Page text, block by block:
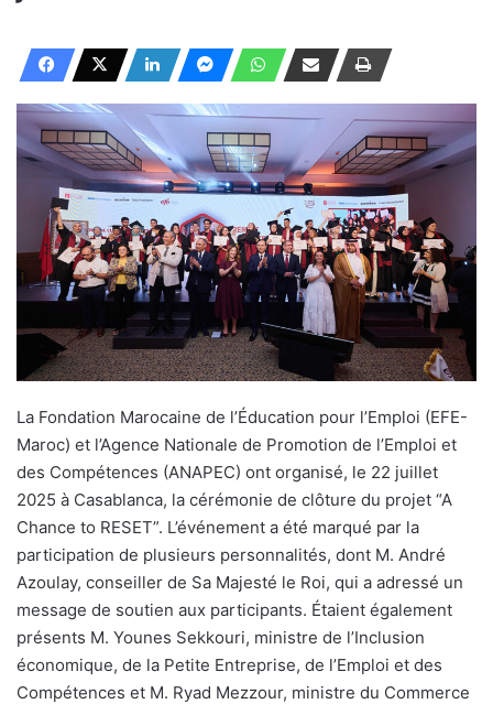
La Fondation Marocaine de l’Éducation pour l’Emploi (EFE-
Maroc) et l’Agence Nationale de Promotion de l’Emploi et
des Compétences (ANAPEC) ont organisé, le 22 juillet
2025 à Casablanca, la cérémonie de clôture du projet “A
Chance to RESET”. L’événement a été marqué par la
participation de plusieurs personnalités, dont M. André
Azoulay, conseiller de Sa Majesté le Roi, qui a adressé un
message de soutien aux participants. Étaient également
présents M. Younes Sekkouri, ministre de l’Inclusion
économique, de la Petite Entreprise, de l’Emploi et des
Compétences et M. Ryad Mezzour, ministre du Commerce